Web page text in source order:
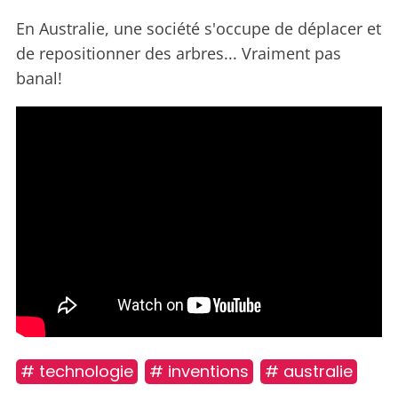
En Australie, une société s'occupe de déplacer et
de repositionner des arbres... Vraiment pas
banal!
# technologie # inventions # australie